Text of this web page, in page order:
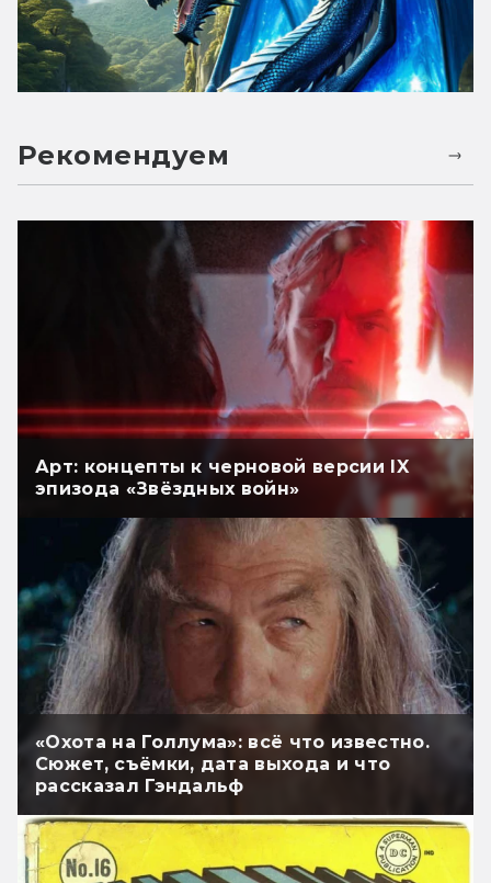
Рекомендуем
Арт: концепты к черновой версии IX
эпизода «Звёздных войн»
«Охота на Голлума»: всё что известно.
Сюжет, съёмки, дата выхода и что
рассказал Гэндальф